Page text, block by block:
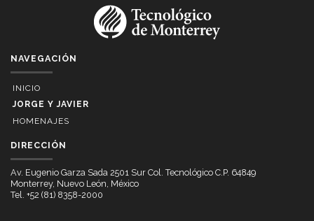
NAVEGACIÓN
INICIO
JORGE Y JAVIER
HOMENAJES
DIRECCIÓN
Av. Eugenio Garza Sada 2501 Sur Col. Tecnológico C.P. 64849
Monterrey, Nuevo León, México
Tel. +52 (81) 8358-2000